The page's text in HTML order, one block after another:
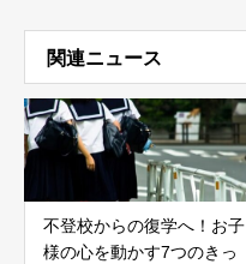
関連ニュース
不登校からの復学へ！お子
様の心を動かす7つのきっ